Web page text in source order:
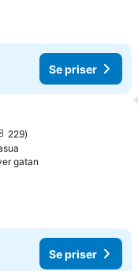
Se priser
Mina Favoriter
229
gatan
Se priser